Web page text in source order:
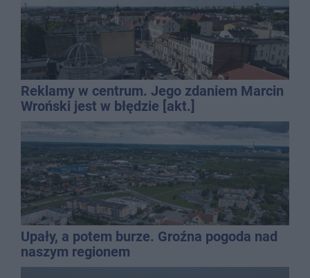
Reklamy w centrum. Jego zdaniem Marcin
Wroński jest w błędzie [akt.]
Upały, a potem burze. Groźna pogoda nad
naszym regionem